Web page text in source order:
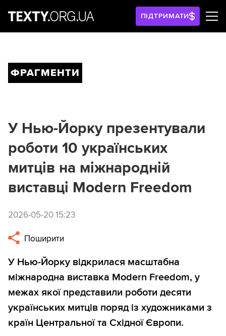
ПІДТРИМАТИ
ФРАГМЕНТИ
У Нью-Йорку презентували
роботи 10 українських
митців на міжнародній
виставці Modern Freedom
2026-05-20 15:23
Поширити
У Нью-Йорку відкрилася масштабна
міжнародна виставка Modern Freedom, у
межах якої представили роботи десяти
українських митців поряд із художниками з
країн Центральної та Східної Європи.